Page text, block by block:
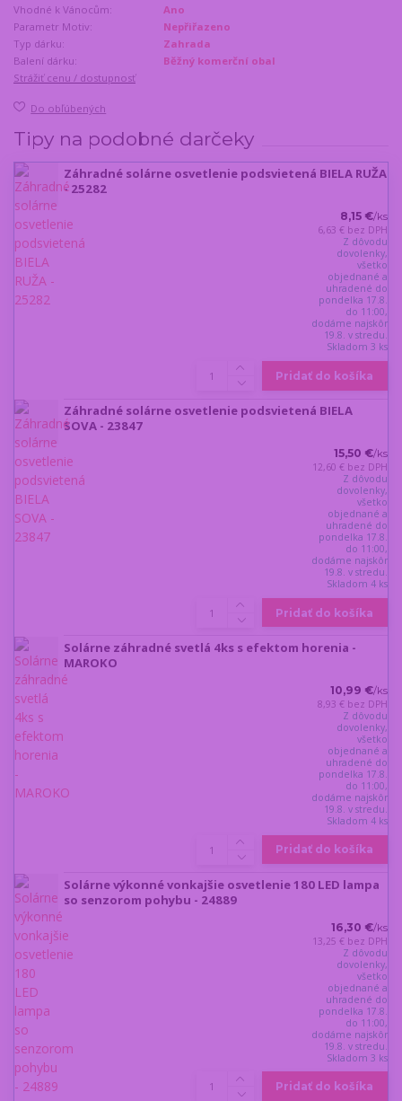
Vhodné k Vánocům:
Ano
Parametr Motiv:
Nepřiřazeno
Typ dárku:
Zahrada
Balení dárku:
Běžný komerční obal
Strážiť cenu / dostupnosť
Do obľúbených
Tipy na podobné darčeky
Záhradné solárne osvetlenie podsvietená BIELA RUŽA
- 25282
8,15 €/ks
6,63 € bez DPH
Z dôvodu
dovolenky,
všetko
objednané a
uhradené do
pondelka 17.8.
do 11:00,
dodáme najskôr
19.8. v stredu.
Skladom 3 ks
Pridať do košíka
Záhradné solárne osvetlenie podsvietená BIELA
SOVA - 23847
15,50 €/ks
12,60 € bez DPH
Z dôvodu
dovolenky,
všetko
objednané a
uhradené do
pondelka 17.8.
do 11:00,
dodáme najskôr
19.8. v stredu.
Skladom 4 ks
Pridať do košíka
Solárne záhradné svetlá 4ks s efektom horenia -
MAROKO
10,99 €/ks
8,93 € bez DPH
Z dôvodu
dovolenky,
všetko
objednané a
uhradené do
pondelka 17.8.
do 11:00,
dodáme najskôr
19.8. v stredu.
Skladom 4 ks
Pridať do košíka
Solárne výkonné vonkajšie osvetlenie 180 LED lampa
so senzorom pohybu - 24889
16,30 €/ks
13,25 € bez DPH
Z dôvodu
dovolenky,
všetko
objednané a
uhradené do
pondelka 17.8.
do 11:00,
dodáme najskôr
19.8. v stredu.
Skladom 3 ks
Pridať do košíka